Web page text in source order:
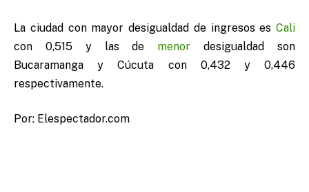
La ciudad con mayor desigualdad de ingresos es Cali
con 0,515 y las de menor desigualdad son
Bucaramanga y Cúcuta con 0,432 y 0,446
respectivamente.
Por: Elespectador.com